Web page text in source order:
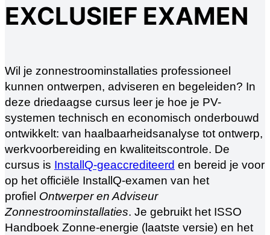
EXCLUSIEF EXAMEN
Wil je zonnestroominstallaties professioneel
kunnen ontwerpen, adviseren en begeleiden? In
deze driedaagse cursus leer je hoe je PV-
systemen technisch en economisch onderbouwd
ontwikkelt: van haalbaarheidsanalyse tot ontwerp,
werkvoorbereiding en kwaliteitscontrole. De
cursus is InstallQ-geaccrediteerd en bereid je voor
op het officiële InstallQ-examen van het
profiel Ontwerper en Adviseur
Zonnestroominstallaties. Je gebruikt het ISSO
Handboek Zonne-energie (laatste versie) en het